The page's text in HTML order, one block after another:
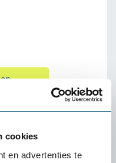
cookies
en advertenties te